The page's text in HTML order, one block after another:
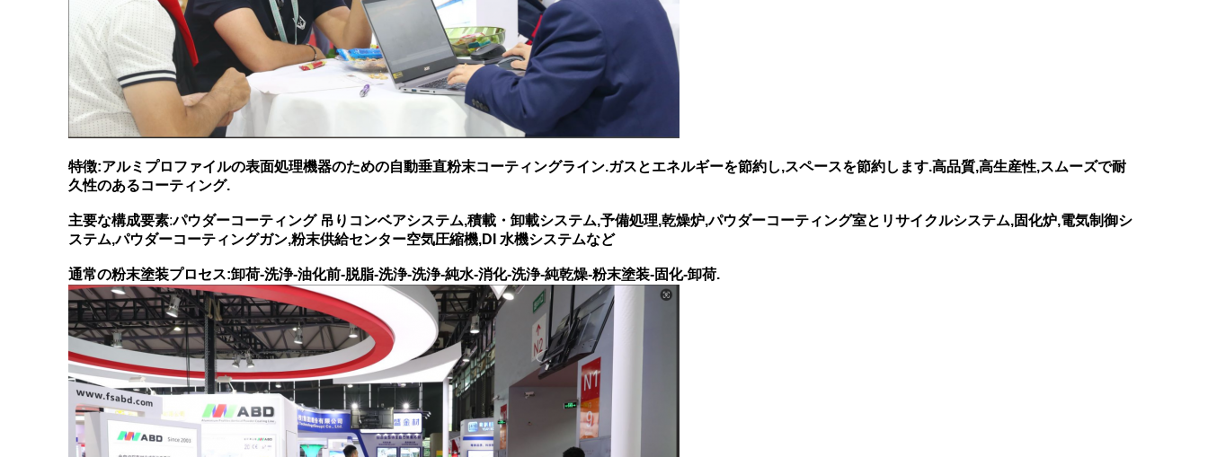
特徴:アルミプロファイルの表面処理機器のための自動垂直粉末コーティングライン.ガスとエネルギーを節約し,スペースを節約します.高品質,高生産性,スムーズで耐
久性のあるコーティング.
主要な構成要素:パウダーコーティング 吊りコンベアシステム,積載・卸載システム,予備処理,乾燥炉,パウダーコーティング室とリサイクルシステム,固化炉,電気制御シ
ステム,パウダーコーティングガン,粉末供給センター空気圧縮機,DI 水機システムなど
通常の粉末塗装プロセス:卸荷-洗浄-油化前-脱脂-洗浄-洗浄-純水-消化-洗浄-純乾燥-粉末塗装-固化-卸荷.